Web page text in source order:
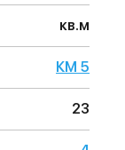
кв.м
КМ 5
23